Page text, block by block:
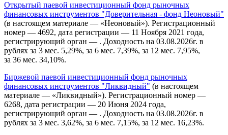
Открытый паевой инвестиционный фонд рыночных
финансовых инструментов "Доверительная - фонд Неоновый"
(в настоящем материале — «Неоновый»). Регистрационный
номер — 4692, дата регистрации — 11 Ноября 2021 года,
регистрирующий орган — . Доходность на 03.08.2026г. в
рублях за 3 мес. 5,29%, за 6 мес. 7,39%, за 12 мес. 7,95%,
за 36 мес. 34,10%.
Биржевой паевой инвестиционный фонд рыночных
финансовых инструментов "Ликвидный" (в настоящем
материале — «Ликвидный»). Регистрационный номер —
6268, дата регистрации — 20 Июня 2024 года,
регистрирующий орган — . Доходность на 03.08.2026г. в
рублях за 3 мес. 3,62%, за 6 мес. 7,15%, за 12 мес. 16,23%.